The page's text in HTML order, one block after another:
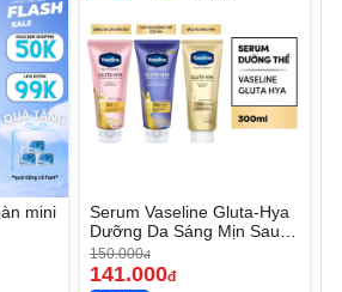
mini
Serum Vaseline Gluta-Hya
Dưỡng Da Sáng Mịn Sau 7
Ngày
150.000đ
141.000đ